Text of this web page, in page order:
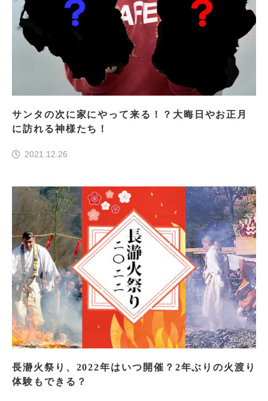
サンタの次に家にやって来る！？大晦日やお正月
に訪れる神様たち！
2021.12.26
長瀞火祭り、2022年はいつ開催？2年ぶりの火渡り
体験もできる？